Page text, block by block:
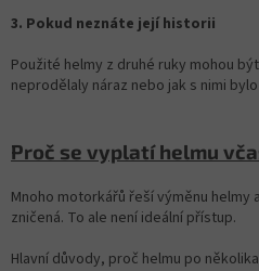
3. Pokud neznáte její historii
Použité helmy z druhé ruky mohou
neprodělaly náraz nebo jak s nimi
Proč se vyplatí helmu
Mnoho motorkářů řeší výměnu helmy
zničená. To ale není ideální přístup.
Hlavní důvody, proč helmu po